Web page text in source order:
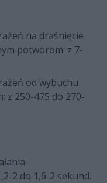
na draśnięcie
potworom: z 7-
od wybuchu
z 250-475 do 270-
2 do 1,6-2 sekund.